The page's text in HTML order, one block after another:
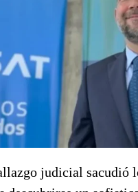
judicial sacudió